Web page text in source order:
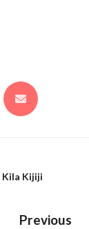
Kila Kijiji
Previous